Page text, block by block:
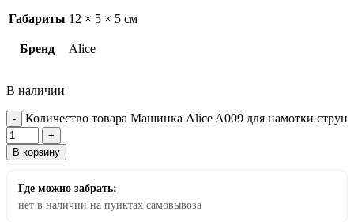
Габариты 12 × 5 × 5 см
Бренд Alice
В наличии
Количество товара Машинка Alice A009 для намотки струн
В корзину
Где можно забрать:
нет в наличии на пунктах самовывоза